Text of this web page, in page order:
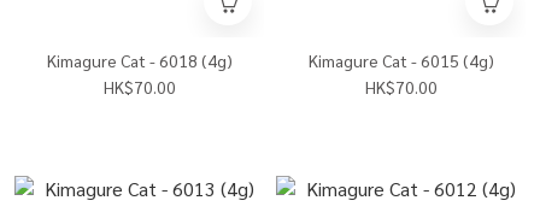
Kimagure Cat - 6018 (4g)
HK$70.00
Kimagure Cat - 6015 (4g)
HK$70.00